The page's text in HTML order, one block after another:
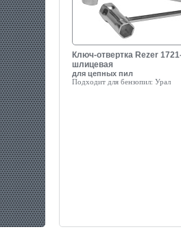
Ключ-отвертка Rezer
шлицевая
для цепных пил
Подходит для бензопил: Урал